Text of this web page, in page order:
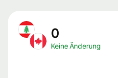
0
Keine Änderung